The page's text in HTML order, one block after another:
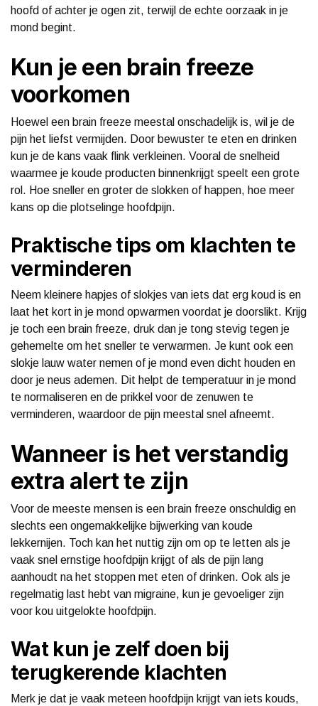
hoofd of achter je ogen zit, terwijl de echte oorzaak in je
mond begint.
Kun je een brain freeze
voorkomen
Hoewel een brain freeze meestal onschadelijk is, wil je de
pijn het liefst vermijden. Door bewuster te eten en drinken
kun je de kans vaak flink verkleinen. Vooral de snelheid
waarmee je koude producten binnenkrijgt speelt een grote
rol. Hoe sneller en groter de slokken of happen, hoe meer
kans op die plotselinge hoofdpijn.
Praktische tips om klachten te
verminderen
Neem kleinere hapjes of slokjes van iets dat erg koud is en
laat het kort in je mond opwarmen voordat je doorslikt. Krijg
je toch een brain freeze, druk dan je tong stevig tegen je
gehemelte om het sneller te verwarmen. Je kunt ook een
slokje lauw water nemen of je mond even dicht houden en
door je neus ademen. Dit helpt de temperatuur in je mond
te normaliseren en de prikkel voor de zenuwen te
verminderen, waardoor de pijn meestal snel afneemt.
Wanneer is het verstandig
extra alert te zijn
Voor de meeste mensen is een brain freeze onschuldig en
slechts een ongemakkelijke bijwerking van koude
lekkernijen. Toch kan het nuttig zijn om op te letten als je
vaak snel ernstige hoofdpijn krijgt of als de pijn lang
aanhoudt na het stoppen met eten of drinken. Ook als je
regelmatig last hebt van migraine, kun je gevoeliger zijn
voor kou uitgelokte hoofdpijn.
Wat kun je zelf doen bij
terugkerende klachten
Merk je dat je vaak meteen hoofdpijn krijgt van iets kouds,